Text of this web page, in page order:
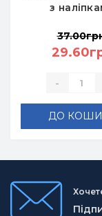
з
-
ДО